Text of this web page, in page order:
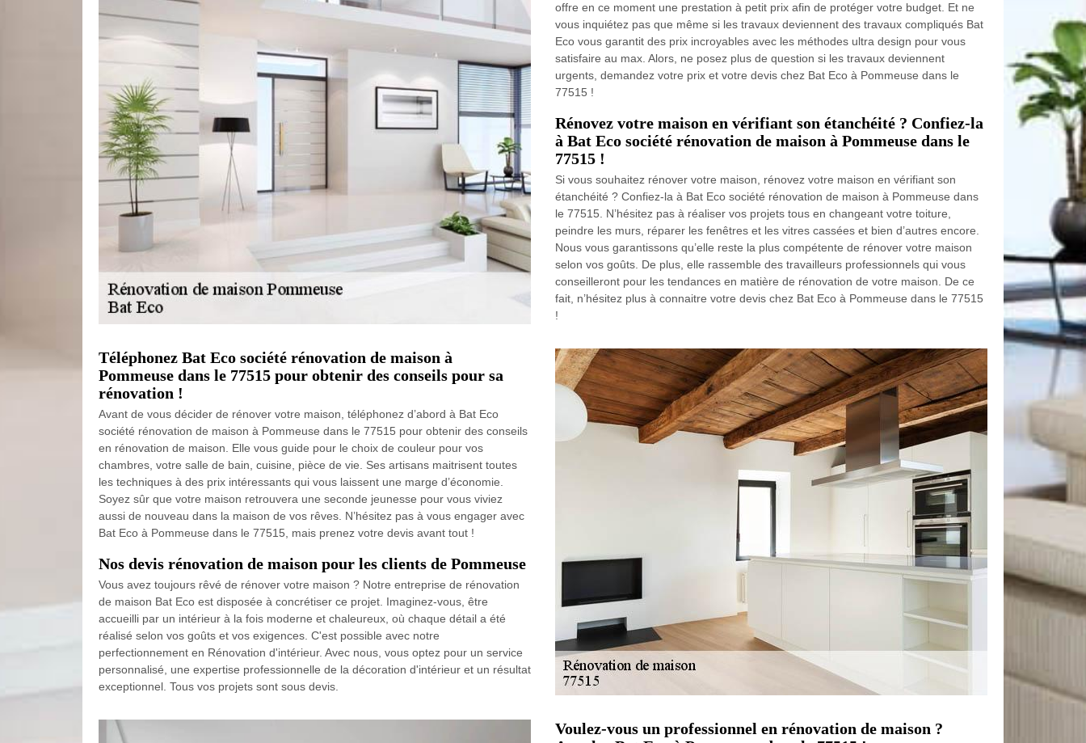
offre en ce moment une prestation à petit prix afin de protéger votre budget. Et ne
vous inquiétez pas que même si les travaux deviennent des travaux compliqués Bat
Eco vous garantit des prix incroyables avec les méthodes ultra design pour vous
satisfaire au max. Alors, ne posez plus de question si les travaux deviennent
urgents, demandez votre prix et votre devis chez Bat Eco à Pommeuse dans le
77515 !
Rénovez votre maison en vérifiant son étanchéité ? Confiez-la
à Bat Eco société rénovation de maison à Pommeuse dans le
77515 !
Si vous souhaitez rénover votre maison, rénovez votre maison en vérifiant son
étanchéité ? Confiez-la à Bat Eco société rénovation de maison à Pommeuse dans
le 77515. N’hésitez pas à réaliser vos projets tous en changeant votre toiture,
peindre les murs, réparer les fenêtres et les vitres cassées et bien d’autres encore.
Nous vous garantissons qu’elle reste la plus compétente de rénover votre maison
selon vos goûts. De plus, elle rassemble des travailleurs professionnels qui vous
conseilleront pour les tendances en matière de rénovation de votre maison. De ce
fait, n’hésitez plus à connaitre votre devis chez Bat Eco à Pommeuse dans le 77515
!
Téléphonez Bat Eco société rénovation de maison à
Pommeuse dans le 77515 pour obtenir des conseils pour sa
rénovation !
Avant de vous décider de rénover votre maison, téléphonez d’abord à Bat Eco
société rénovation de maison à Pommeuse dans le 77515 pour obtenir des conseils
en rénovation de maison. Elle vous guide pour le choix de couleur pour vos
chambres, votre salle de bain, cuisine, pièce de vie. Ses artisans maitrisent toutes
les techniques à des prix intéressants qui vous laissent une marge d’économie.
Soyez sûr que votre maison retrouvera une seconde jeunesse pour vous viviez
aussi de nouveau dans la maison de vos rêves. N’hésitez pas à vous engager avec
Bat Eco à Pommeuse dans le 77515, mais prenez votre devis avant tout !
Nos devis rénovation de maison pour les clients de Pommeuse
Vous avez toujours rêvé de rénover votre maison ? Notre entreprise de rénovation
de maison Bat Eco est disposée à concrétiser ce projet. Imaginez-vous, être
accueilli par un intérieur à la fois moderne et chaleureux, où chaque détail a été
réalisé selon vos goûts et vos exigences. C'est possible avec notre
perfectionnement en Rénovation d'intérieur. Avec nous, vous optez pour un service
personnalisé, une expertise professionnelle de la décoration d'intérieur et un résultat
exceptionnel. Tous vos projets sont sous devis.
Voulez-vous un professionnel en rénovation de maison ?